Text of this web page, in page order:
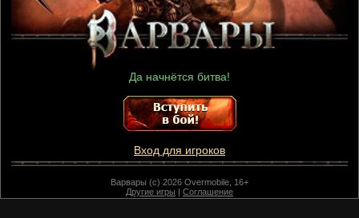
Да начнётся битва!
Вход для игроков
Варвары (c) 2026 Overmobile, 16+
Другие игры | Соглашение